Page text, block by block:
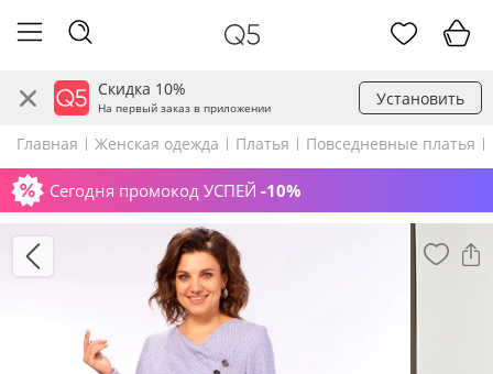
Скидка 10%
На первый заказ в приложении Установить
Главная Женская одежда Платья Повседневные платья
Сегодня промокод УСПЕЙ -10%